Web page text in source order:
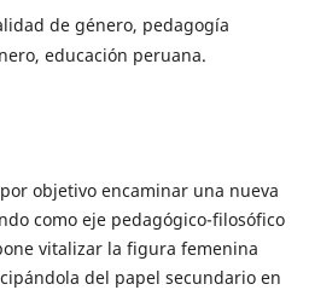
de género, pedagogía
educación peruana.
objetivo encaminar una nueva
como eje pedagógico-filosófico
vitalizar la figura femenina
del papel secundario en